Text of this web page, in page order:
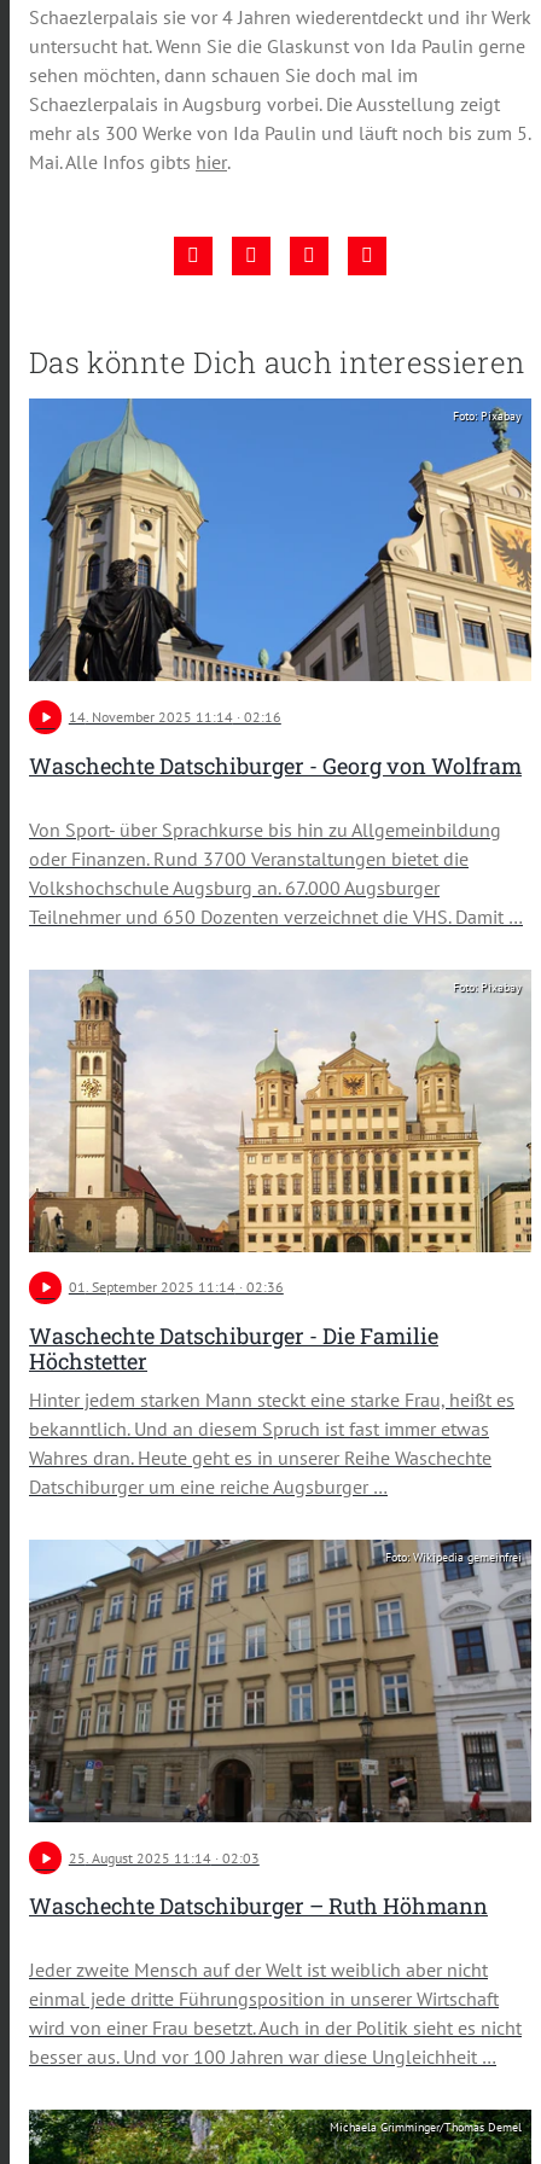
Schaezlerpalais sie vor 4 Jahren wiederentdeckt und ihr Werk
untersucht hat. Wenn Sie die Glaskunst von Ida Paulin gerne
sehen möchten, dann schauen Sie doch mal im
Schaezlerpalais in Augsburg vorbei. Die Ausstellung zeigt
mehr als 300 Werke von Ida Paulin und läuft noch bis zum 5.
Mai. Alle Infos gibts hier.
Das könnte Dich auch interessieren
Foto: Pixabay
play_arrow 14. November 2025 11:14· 02:16
Waschechte Datschiburger - Georg von Wolfram
Von Sport- über Sprachkurse bis hin zu Allgemeinbildung
oder Finanzen. Rund 3700 Veranstaltungen bietet die
Volkshochschule Augsburg an. 67.000 Augsburger
Teilnehmer und 650 Dozenten verzeichnet die VHS. Damit …
Foto: Pixabay
play_arrow 01. September 2025 11:14· 02:36
Waschechte Datschiburger - Die Familie
Höchstetter
Hinter jedem starken Mann steckt eine starke Frau, heißt es
bekanntlich. Und an diesem Spruch ist fast immer etwas
Wahres dran. Heute geht es in unserer Reihe Waschechte
Datschiburger um eine reiche Augsburger …
Foto: Wikipedia gemeinfrei
play_arrow 25 . August 2025 11:14· 02:03
Waschechte Datschiburger – Ruth Höhmann
Jeder zweite Mensch auf der Welt ist weiblich aber nicht
einmal jede dritte Führungsposition in unserer Wirtschaft
wird von einer Frau besetzt. Auch in der Politik sieht es nicht
besser aus. Und vor 100 Jahren war diese Ungleichheit …
Michaela Grimminger/Thomas Demel